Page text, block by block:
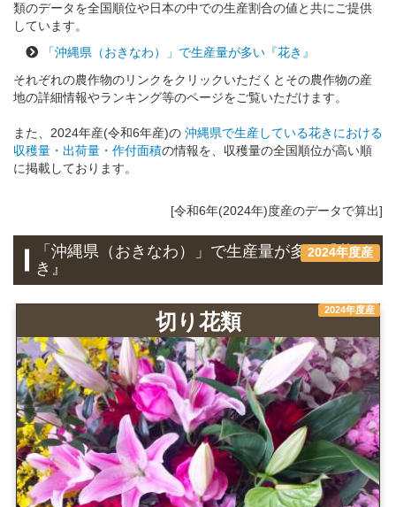
類のデータを全国順位や日本の中での生産割合の値と共にご提供
しています。
「沖縄県（おきなわ）」で生産量が多い『花き』
それぞれの農作物のリンクをクリックいただくとその農作物の産
地の詳細情報やランキング等のページをご覧いただけます。
また、2024年産(令和6年産)の 沖縄県で生産している花きにおける
収穫量・出荷量・作付面積の情報を、収穫量の全国順位が高い順
に掲載しております。
[令和6年(2024年)度産のデータで算出]
2024年度産
「沖縄県（おきなわ）」で生産量が多い『花
き』
2024年度産
切り花類